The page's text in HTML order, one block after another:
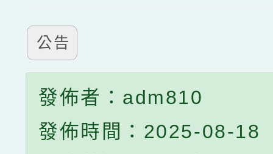
公告
發佈者：adm810
發佈時間：2025-08-18